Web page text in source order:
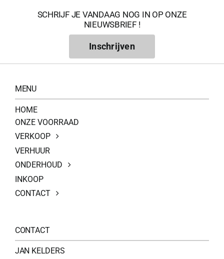
SCHRIJF JE VANDAAG NOG IN OP ONZE
NIEUWSBRIEF !
Inschrijven
MENU
HOME
ONZE VOORRAAD
VERKOOP
VERHUUR
ONDERHOUD
INKOOP
CONTACT
CONTACT
JAN KELDERS